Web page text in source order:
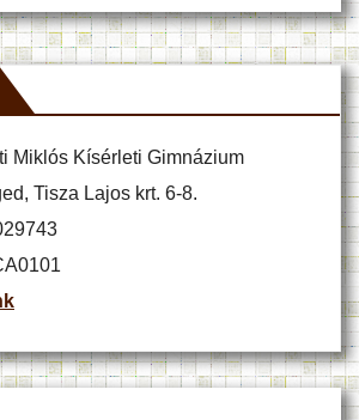
Miklós Kísérleti Gimnázium
Tisza Lajos krt. 6-8.